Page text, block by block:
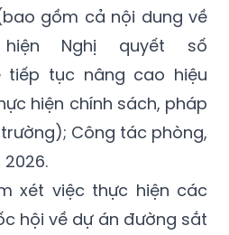
gồm cả nội dung về
Nghị quyết số
tiếp tục nâng cao hiệu
hiện chính sách, pháp
Công tác phòng,
xét việc thực hiện các
hội về dự án đường sắt